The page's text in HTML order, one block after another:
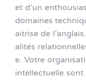
et d’un
domaines
aitrise de
alités
e. Votre
intellectuelle